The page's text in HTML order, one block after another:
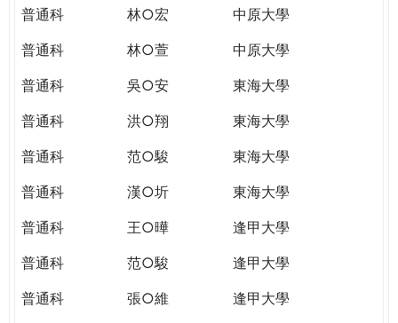
普通科
林○宏
中原大學
普通科
林○萱
中原大學
普通科
吳○安
東海大學
普通科
洪○翔
東海大學
普通科
范○駿
東海大學
普通科
漢○圻
東海大學
普通科
王○曄
逢甲大學
普通科
范○駿
逢甲大學
普通科
張○維
逢甲大學